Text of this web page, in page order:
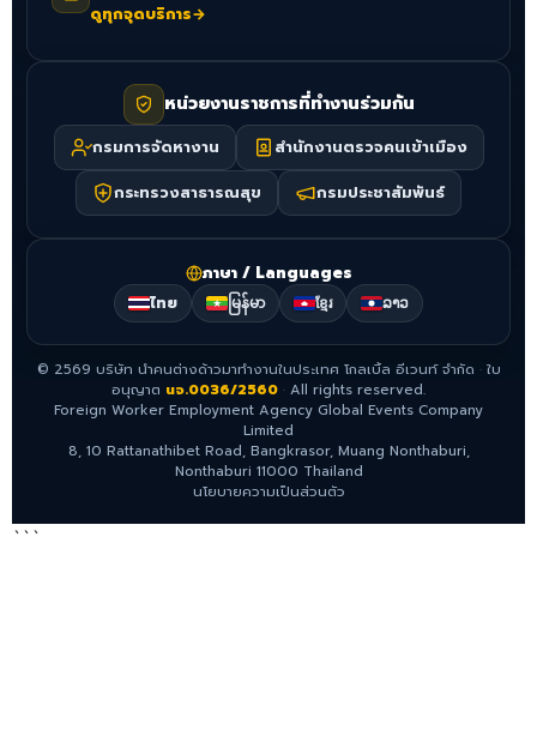
ดูทุกจุดบริการ→
หน่วยงานราชการที่ทำงานร่วมกัน
กรมการจัดหางาน
สำนักงานตรวจคนเข้าเมือง
กระทรวงสาธารณสุข
กรมประชาสัมพันธ์
ภาษา / Languages
ไทย မြန်မာ ខ្មែរ ລາວ
© 2569 บริษัท นำคนต่างด้าวมาทำงานในประเทศ โกลเบิ้ล อีเวนท์ จำกัด ·ใบ
อนุญาต นจ.0036/2560 · All rights reserved.
Foreign Worker Employment Agency Global Events Company
Limited
8, 10 Rattanathibet Road, Bangkrasor, Muang Nonthaburi,
Nonthaburi 11000 Thailand
นโยบายความเป็นส่วนตัว
```